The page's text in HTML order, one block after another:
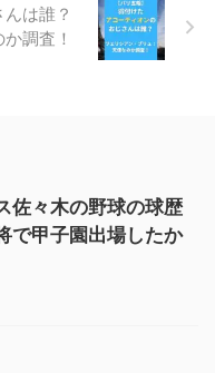
は誰？
調査！
佐々木の野球の球歴
で甲子園出場したか